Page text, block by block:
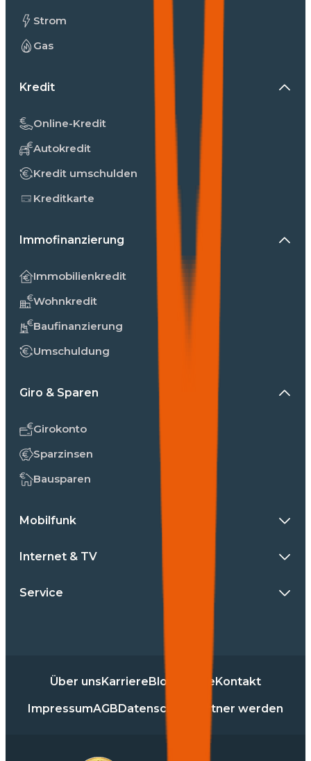
Strom
Gas
Kredit
Online-Kredit
Autokredit
Kredit umschulden
Kreditkarte
Immofinanzierung
Immobilienkredit
Wohnkredit
Baufinanzierung
Umschuldung
Giro & Sparen
Girokonto
Sparzinsen
Bausparen
Mobilfunk
Internet & TV
Service
Über unsKarriereBlog PresseKontakt
ImpressumAGBDatenschutz Partner werden